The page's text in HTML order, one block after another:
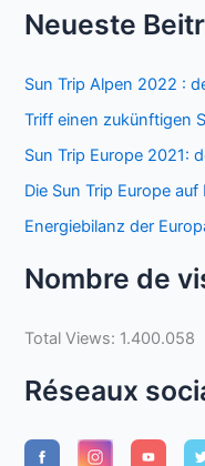
Neueste
Sun Trip Alpen 2022 :
Triff einen zukünftigen
Sun Trip Europe 2021:
Die Sun Trip Europe
Energiebilanz der
Nombre de
Total Views: 1.400.058
Réseaux